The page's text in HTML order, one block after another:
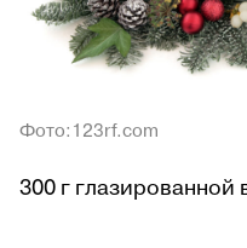
Фото:123rf.com
300 г глазированной